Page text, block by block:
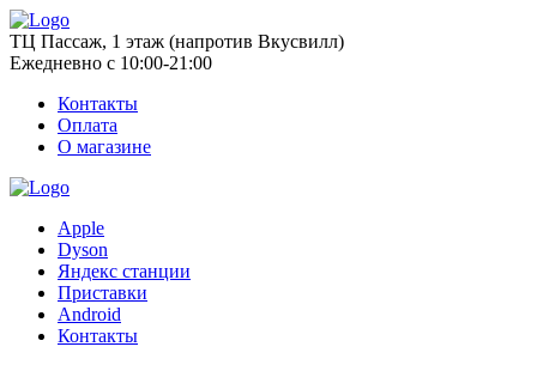
ТЦ Пассаж, 1 этаж (напротив Вкусвилл)
Ежедневно с 10:00-21:00
Контакты
Оплата
О магазине
Apple
Dyson
Яндекс станции
Приставки
Android
Контакты